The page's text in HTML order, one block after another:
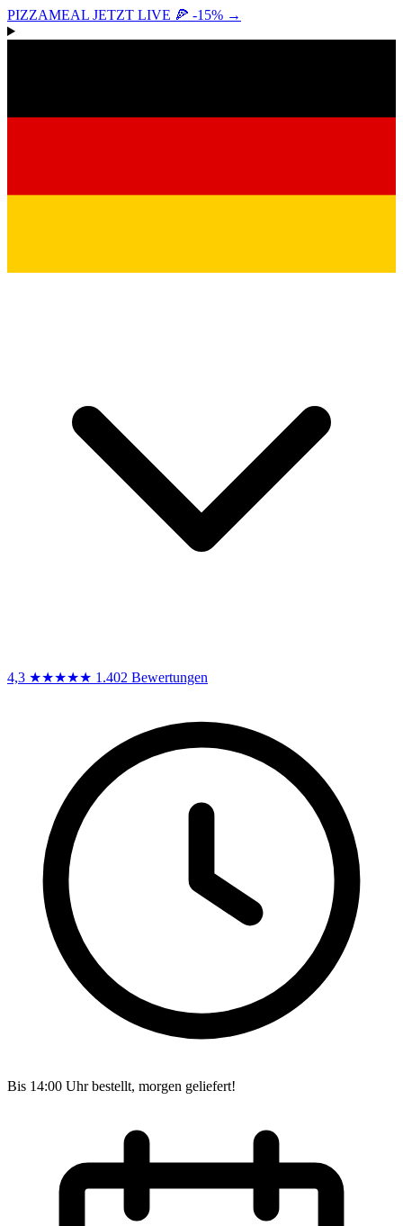
PIZZAMEAL JETZT LIVE 🍕 -15% →
4,3 ★★★★★ 1.402 Bewertungen
Bis 14:00 Uhr bestellt, morgen geliefert!